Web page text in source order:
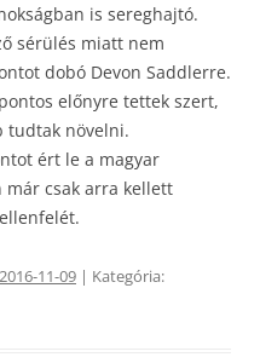
is sereghajtó.
sérülés miatt nem
dobó Devon Saddlerre.
előnyre tettek szert,
tudtak növelni.
ért le a magyar
már csak arra kellett
2016-11-09 | Kategória: